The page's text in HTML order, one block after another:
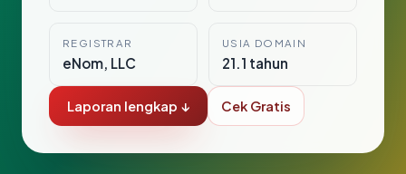
REGISTRAR
eNom, LLC
USIA DOMAIN
21.1 tahun
Laporan lengkap ↓ Cek Gratis